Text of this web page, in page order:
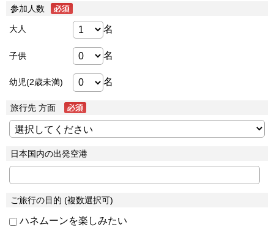
参加人数
大人 名
子供 名
幼児(2歳未満) 名
旅行先 方面
日本国内の出発空港
ご旅行の目的 (複数選択可)
ハネムーンを楽しみたい